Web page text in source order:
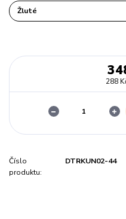
288
Číslo
produktu:
DTRKUN02-44